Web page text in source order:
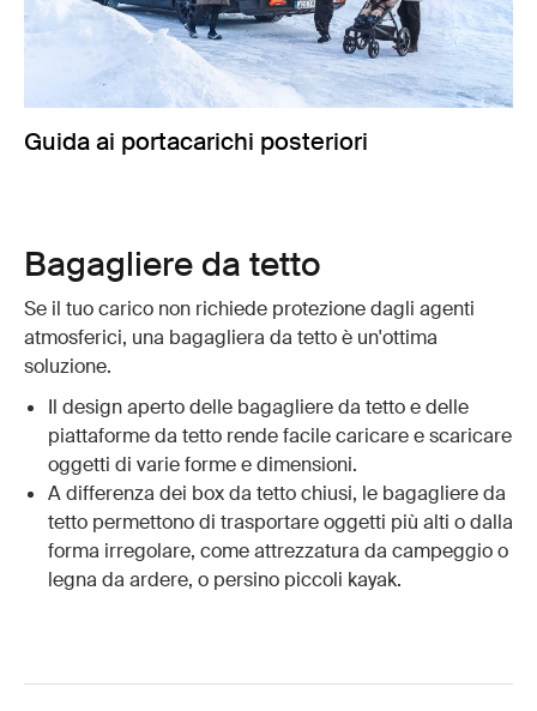
Guida ai portacarichi posteriori
Bagagliere da tetto
Se il tuo carico non richiede protezione dagli agenti
atmosferici, una bagagliera da tetto è un'ottima
soluzione.
Il design aperto delle bagagliere da tetto e delle
piattaforme da tetto rende facile caricare e scaricare
oggetti di varie forme e dimensioni.
A differenza dei box da tetto chiusi, le bagagliere da
tetto permettono di trasportare oggetti più alti o dalla
forma irregolare, come attrezzatura da campeggio o
legna da ardere, o persino piccoli kayak.